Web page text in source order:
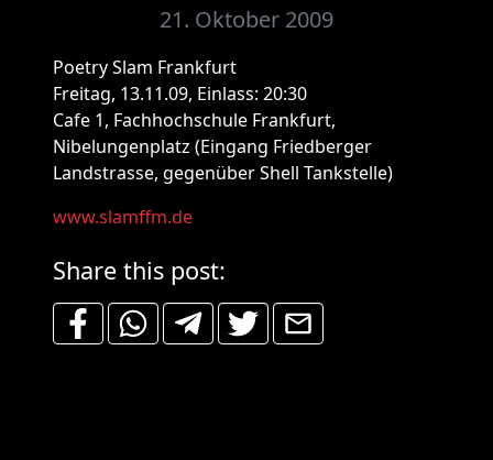
21. Oktober 2009
Poetry Slam Frankfurt
Freitag, 13.11.09, Einlass: 20:30
Cafe 1, Fachhochschule Frankfurt,
Nibelungenplatz (Eingang Friedberger
Landstrasse, gegenüber Shell Tankstelle)
www.slamffm.de
Share this post: